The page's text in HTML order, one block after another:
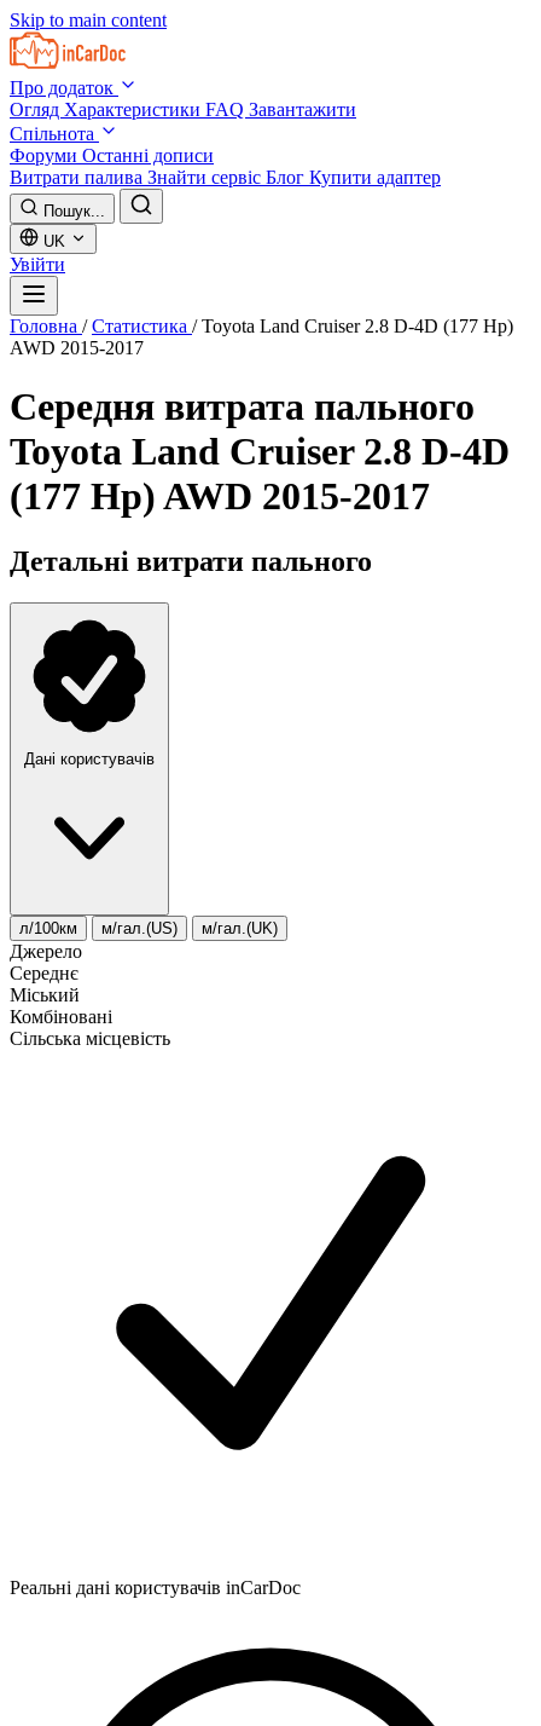
Skip to main content
Про додаток
Огляд Характеристики FAQ Завантажити
Спільнота
Форуми Останні дописи
Витрати палива Знайти сервіс Блог Купити адаптер
Пошук...
UK
Увійти
Головна / Статистика / Toyota Land Cruiser 2.8 D-4D (177 Hp)
AWD 2015-2017
Середня витрата пального
Toyota Land Cruiser 2.8 D-4D
(177 Hp) AWD 2015-2017
Детальні витрати пального
Дані користувачів
л/100км м/гал.(US) м/гал.(UK)
Джерело
Середнє
Міський
Комбіновані
Сільська місцевість
Реальні дані користувачів inCarDoc